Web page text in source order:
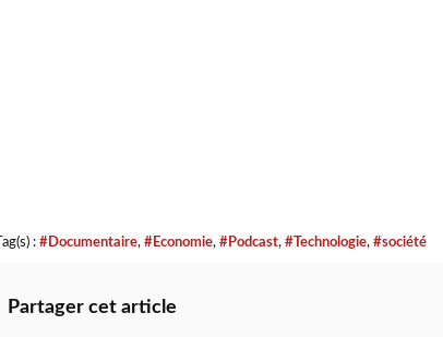
Tag(s) : #Documentaire, #Economie, #Podcast, #Technologie, #société
Partager cet article